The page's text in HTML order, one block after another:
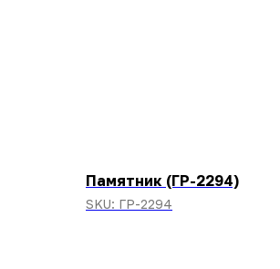
Памятник (ГР-2294)
SKU: ГР-2294